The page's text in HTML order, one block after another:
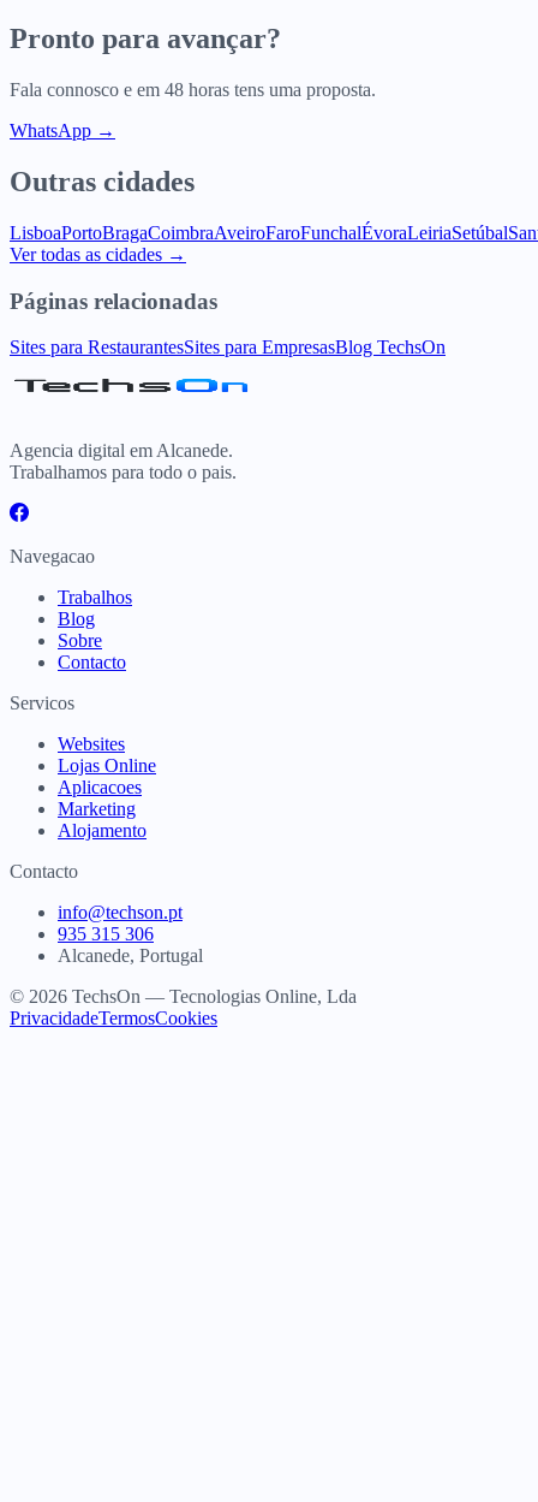
Pronto para avançar?
Fala connosco e em 48 horas tens uma proposta.
WhatsApp →
Outras cidades
LisboaPortoBragaCoimbraAveiroFaroFunchalÉvoraLeiriaSetúbal
Ver todas as cidades →
Páginas relacionadas
Sites para RestaurantesSites para EmpresasBlog TechsOn
Agencia digital em Alcanede.
Trabalhamos para todo o pais.
Navegacao
Trabalhos
Blog
Sobre
Contacto
Servicos
Websites
Lojas Online
Aplicacoes
Marketing
Alojamento
Contacto
info@techson.pt
935 315 306
Alcanede, Portugal
© 2026 TechsOn — Tecnologias Online, Lda
PrivacidadeTermosCookies